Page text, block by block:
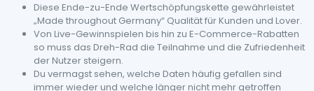
Diese Ende-zu-Ende Wertschöpfungskette gewährleistet
„Made throughout Germany“ Qualität für Kunden und Lover.
Von Live-Gewinnspielen bis hin zu E-Commerce-Rabatten
so muss das Dreh-Rad die Teilnahme und die Zufriedenheit
der Nutzer steigern.
Du vermagst sehen, welche Daten häufig gefallen sind
immer wieder und welche länger nicht mehr getroffen